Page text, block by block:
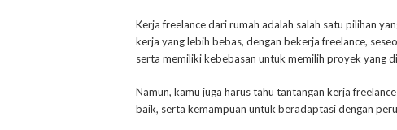
Kerja freelance dari rumah adalah salah satu pilihan
kerja yang lebih bebas, dengan bekerja freelance,
serta memiliki kebebasan untuk memilih proyek yang
Namun, kamu juga harus tahu tantangan kerja
baik, serta kemampuan untuk beradaptasi dengan